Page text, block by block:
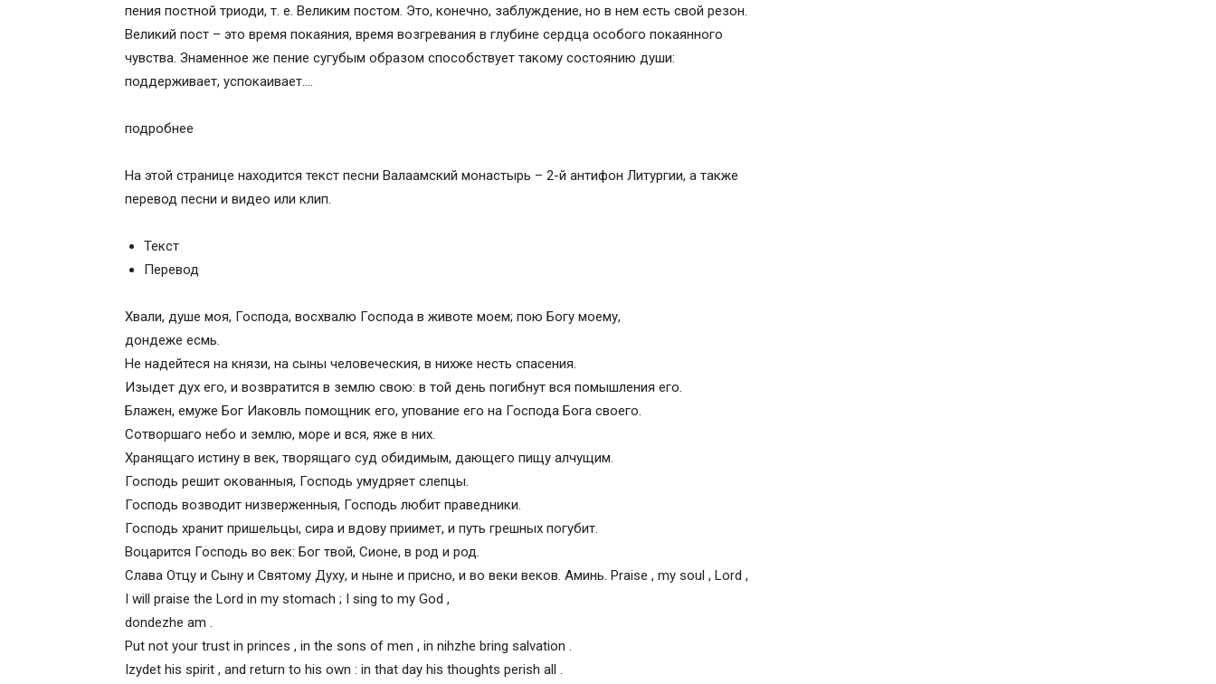
Многолетие
пения постной триоди, т. е. Великим постом. Это, конечно, заблуждение, но в нем есть свой резон.
Великий пост – это время покаяния, время возгревания в глубине сердца особого покаянного
чувства. Знаменное же пение сугубым образом способствует такому состоянию души:
поддерживает, успокаивает….
подробнее
На этой странице находится текст песни Валаамский монастырь – 2-й антифон Литургии, а также
перевод песни и видео или клип.
Текст
Перевод
Хвали, душе моя, Господа, восхвалю Господа в животе моем; пою Богу моему,
дондеже есмь.
Не надейтеся на князи, на сыны человеческия, в нихже несть спасения.
Изыдет дух его, и возвратится в землю свою: в той день погибнут вся помышления его.
Блажен, емуже Бог Иаковль помощник его, упование его на Господа Бога своего.
Сотворшаго небо и землю, море и вся, яже в них.
Хранящаго истину в век, творящаго суд обидимым, дающего пищу алчущим.
Господь решит окованныя, Господь умудряет слепцы.
Господь возводит низверженныя, Господь любит праведники.
Господь хранит пришельцы, сира и вдову приимет, и путь грешных погубит.
Воцарится Господь во век: Бог твой, Сионе, в род и род.
Слава Отцу и Сыну и Святому Духу, и ныне и присно, и во веки веков. Аминь. Praise , my soul , Lord ,
I will praise the Lord in my stomach ; I sing to my God ,
dondezhe am .
Put not your trust in princes , in the sons of men , in nihzhe bring salvation .
Izydet his spirit , and return to his own : in that day his thoughts perish all .